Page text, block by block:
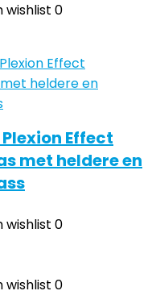
wishlist 0
Effect
met heldere en
wishlist 0
wishlist 0